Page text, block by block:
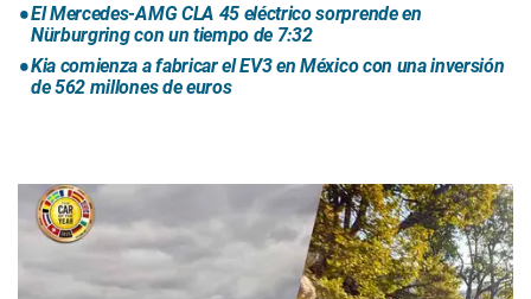
El Mercedes-AMG CLA 45 eléctrico sorprende en
Nürburgring con un tiempo de 7:32
Kia comienza a fabricar el EV3 en México con una inversión
de 562 millones de euros